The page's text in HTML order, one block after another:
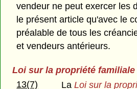
vendeur ne peut exercer les
le présent article qu'avec le
préalable de tous les
et vendeurs antérieurs.
Loi sur la propriété familiale
13(7)
LaLoi sur la